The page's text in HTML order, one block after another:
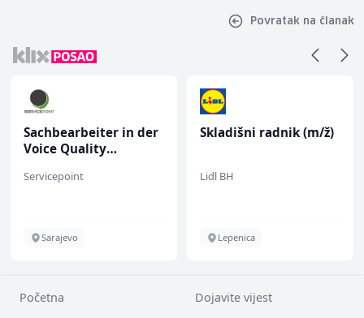
Povratak na članak
Sachbearbeiter in der
Voice Quality
Servicepoint
Sarajevo
Skladišni radnik (m/ž)
Lidl BH
Lepenica
Početna Dojavite vijest